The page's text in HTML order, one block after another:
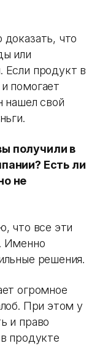
что
или
Если продукт в
помогает
нашел свой
получили в
Есть ли
не
что все эти
Именно
решения.
огромное
При этом у
и право
продукте